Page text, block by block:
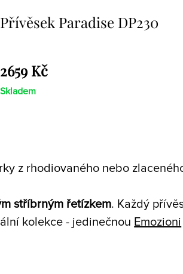
Stříbrný přívěsek Sunken
1525 Kč
Skladem
z rhodiovaného nebo
stříbrným řetízkem. Každý
kolekce - jedinečnou Emozioni